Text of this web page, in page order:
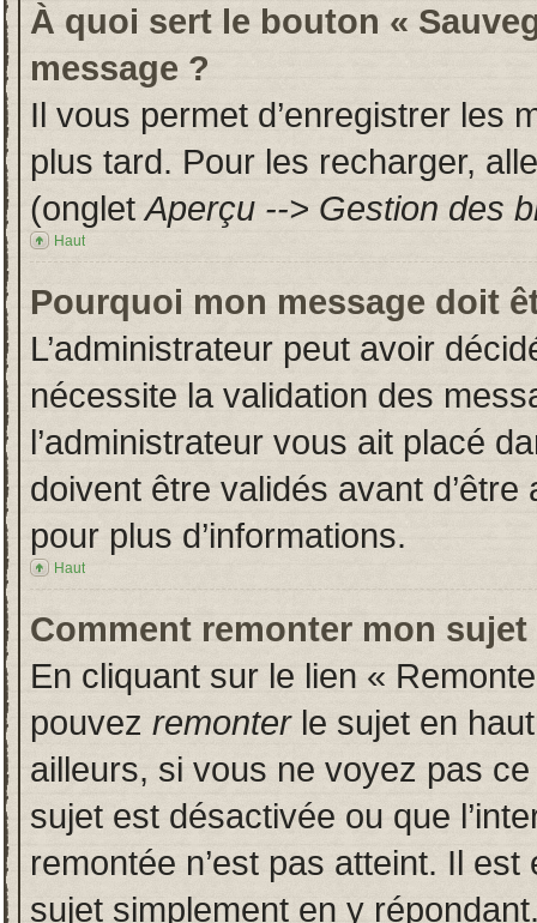
À quoi sert le bouton «
message ?
Il vous permet d’enregistrer les
plus tard. Pour les recharger,
(ongletAperçu --> Gestion des
Haut
Pourquoi mon message doit
L’administrateur peut avoir
nécessite la validation des
l’administrateur vous ait placé
doivent être validés avant
pour plus d’informations.
Haut
Comment remonter mon sujet
En cliquant sur le lien «
pouvez remonterle sujet en
ailleurs, si vous ne voyez pas
sujet est désactivée ou que
remontée n’est pas atteint. Il
sujet simplement en y